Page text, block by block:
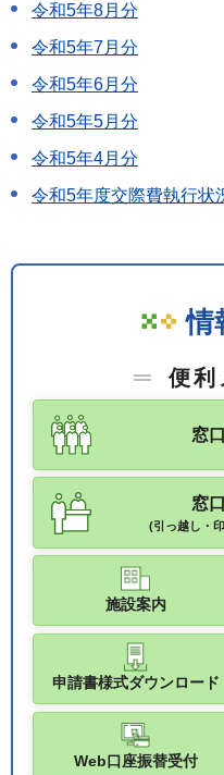
令和5年8月分
令和5年7月分
令和5年6月分
令和5年5月分
令和5年4月分
令和5年度交際費執行状
情
便利
窓
窓
(引っ越し・
施設案内
申請書様式ダウンロード
Web口座振替受付